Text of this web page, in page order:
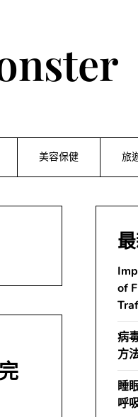
美容保健 旅
of
病
方
睡
呼